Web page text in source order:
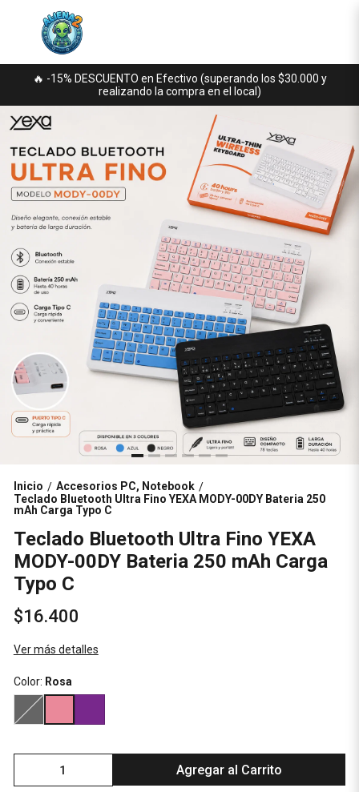
🔥 -15% DESCUENTO en Efectivo (superando los $30.000 y
realizando la compra en el local)
Inicio / Accesorios PC, Notebook /
Teclado Bluetooth Ultra Fino YEXA MODY-00DY Bateria 250
mAh Carga Typo C
Teclado Bluetooth Ultra Fino YEXA
MODY-00DY Bateria 250 mAh Carga
Typo C
$16.400
Ver más detalles
Color: Rosa
Agregar al Carrito